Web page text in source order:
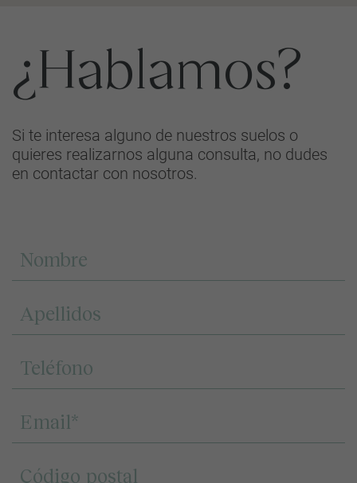
¿Hablamos?
Si te interesa alguno de nuestros suelos o
quieres realizarnos alguna consulta, no dudes
en contactar con nosotros.